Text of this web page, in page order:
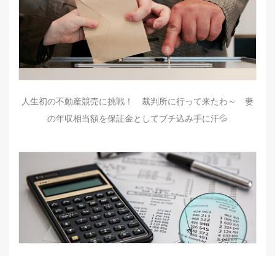
人生初の不動産競売に挑戦！ 裁判所に行って来たわ～ 妻
の年収相当額を保証金としてブチ込み手に汗💦